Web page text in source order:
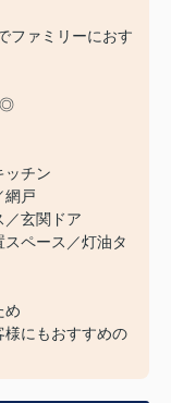
ファミリーにおす
◎
ッチン
網戸
／玄関ドア
ペース／灯油タ
め
様にもおすすめの